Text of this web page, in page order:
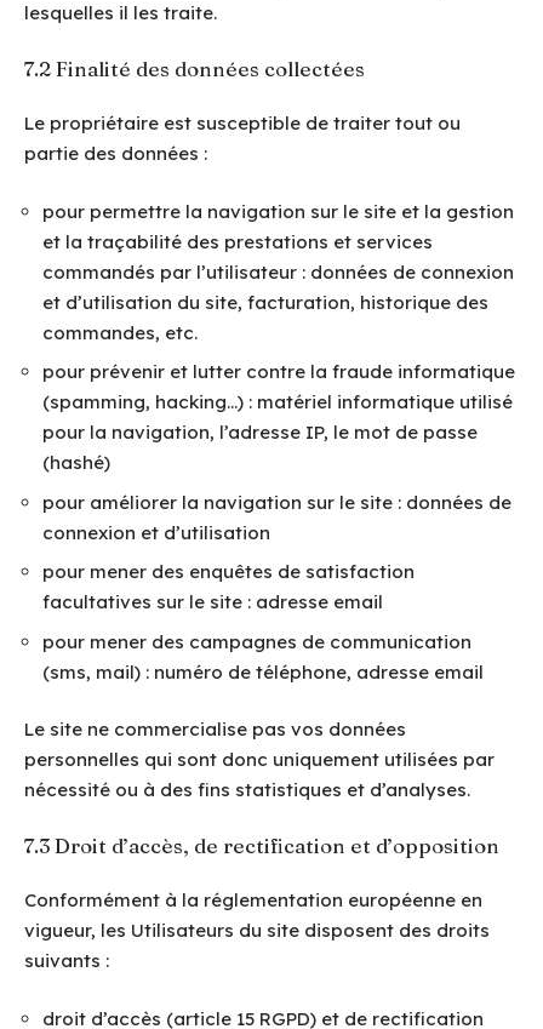
lesquelles il les traite.
7.2 Finalité des données collectées
Le propriétaire est susceptible de traiter tout ou
partie des données :
pour permettre la navigation sur le site et la gestion
et la traçabilité des prestations et services
commandés par l’utilisateur : données de connexion
et d’utilisation du site, facturation, historique des
commandes, etc.
pour prévenir et lutter contre la fraude informatique
(spamming, hacking…) : matériel informatique utilisé
pour la navigation, l’adresse IP, le mot de passe
(hashé)
pour améliorer la navigation sur le site : données de
connexion et d’utilisation
pour mener des enquêtes de satisfaction
facultatives sur le site : adresse email
pour mener des campagnes de communication
(sms, mail) : numéro de téléphone, adresse email
Le site ne commercialise pas vos données
personnelles qui sont donc uniquement utilisées par
nécessité ou à des fins statistiques et d’analyses.
7.3 Droit d’accès, de rectification et d’opposition
Conformément à la réglementation européenne en
vigueur, les Utilisateurs du site disposent des droits
suivants :
droit d’accès (article 15 RGPD) et de rectification